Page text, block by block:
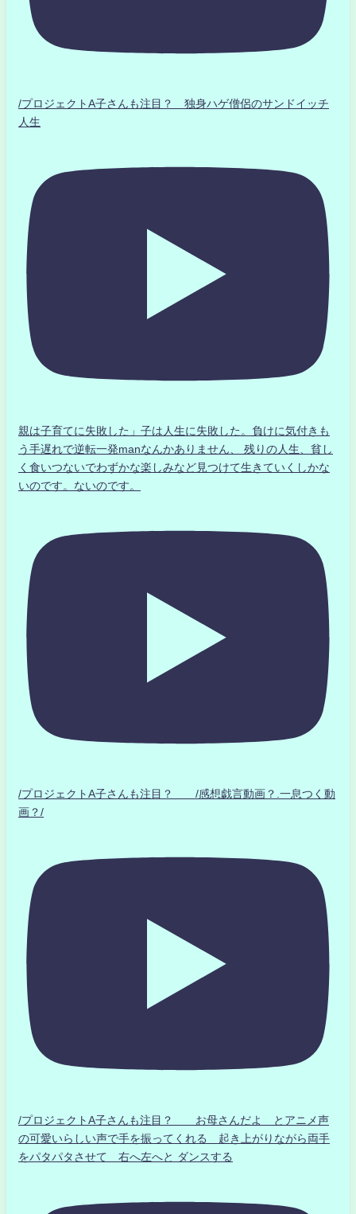
/プロジェクトA子さんも注目？ 独身ハゲ僧侶のサンドイッチ
人生
親は子育てに失敗した」子は人生に失敗した。負けに気付きも
う手遅れで逆転一発manなんかありません、 残りの人生、貧し
く食いつないでわずかな楽しみなど見つけて生きていくしかな
いのです。ないのです。
/プロジェクトA子さんも注目？ /感想戯言動画？.一息つく動
画？/
/プロジェクトA子さんも注目？ お母さんだよ とアニメ声
の可愛いらしい声で手を振ってくれる 起き上がりながら両手
をパタパタさせて 右へ左へと ダンスする